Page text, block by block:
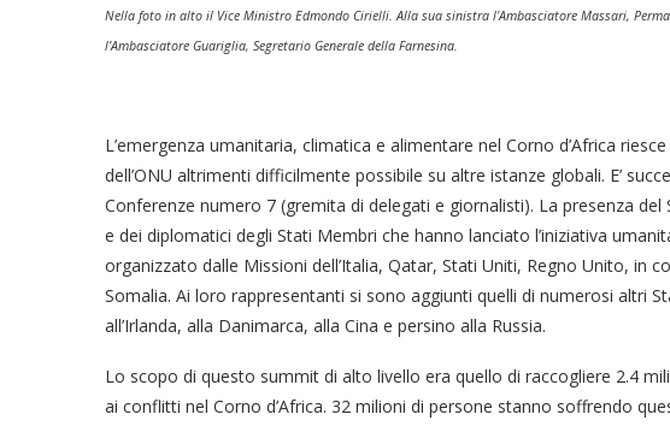
Nella foto in alto il Vice Ministro Edmondo Cirielli. Alla sua sinistra l’Ambasciatore Massari,
l’Ambasciatore Guariglia, Segretario Generale della Farnesina.
L’emergenza umanitaria, climatica e alimentare nel Corno d’Africa
dell’ONU altrimenti difficilmente possibile su altre istanze globali. E’
Conferenze numero 7 (gremita di delegati e giornalisti). La presenza del
e dei diplomatici degli Stati Membri che hanno lanciato l’iniziativa
organizzato dalle Missioni dell’Italia, Qatar, Stati Uniti, Regno Unito, in
Somalia. Ai loro rappresentanti si sono aggiunti quelli di numerosi altri
all’Irlanda, alla Danimarca, alla Cina e persino alla Russia.
Lo scopo di questo summit di alto livello era quello di raccogliere 2.4
ai conflitti nel Corno d’Africa. 32 milioni di persone stanno soffrendo